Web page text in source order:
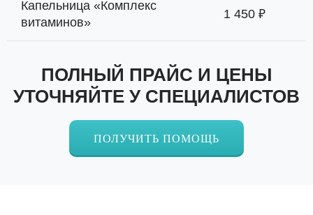
Капельница «Комплекс
витаминов»
1 450 ₽
ПОЛНЫЙ ПРАЙС И ЦЕНЫ
УТОЧНЯЙТЕ У СПЕЦИАЛИСТОВ
ПОЛУЧИТЬ ПОМОЩЬ